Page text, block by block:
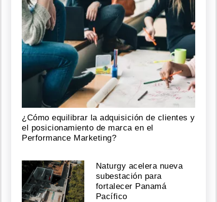
¿Cómo equilibrar la adquisición de clientes y
el posicionamiento de marca en el
Performance Marketing?
Naturgy acelera nueva
subestación para
fortalecer Panamá
Pacífico